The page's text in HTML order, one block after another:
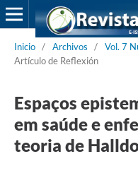
Inicio / Archivos / Vol. 7
Artículo de Reflexión
Espaços
em saúde e
teoria de